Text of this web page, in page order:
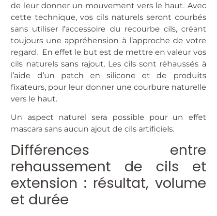
de leur donner un mouvement vers le haut. Avec
cette technique, vos cils naturels seront courbés
sans utiliser l’accessoire du recourbe cils, créant
toujours une appréhension à l’approche de votre
regard. En effet le but est de mettre en valeur vos
cils naturels sans rajout. Les cils sont réhaussés à
l’aide d’un patch en silicone et de produits
fixateurs, pour leur donner une courbure naturelle
vers le haut.
Un aspect naturel sera possible pour un effet
mascara sans aucun ajout de cils artificiels.
Différences entre
rehaussement de cils et
extension : résultat, volume
et durée